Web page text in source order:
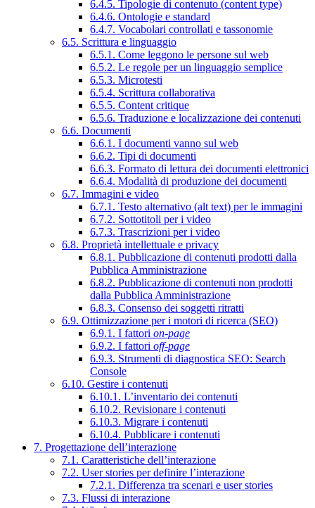
6.4.5. Tipologie di contenuto (content type)
6.4.6. Ontologie e standard
6.4.7. Vocabolari controllati e tassonomie
6.5. Scrittura e linguaggio
6.5.1. Come leggono le persone sul web
6.5.2. Le regole per un linguaggio semplice
6.5.3. Microtesti
6.5.4. Scrittura collaborativa
6.5.5. Content critique
6.5.6. Traduzione e localizzazione dei contenuti
6.6. Documenti
6.6.1. I documenti vanno sul web
6.6.2. Tipi di documenti
6.6.3. Formato di lettura dei documenti elettronici
6.6.4. Modalità di produzione dei documenti
6.7. Immagini e video
6.7.1. Testo alternativo (alt text) per le immagini
6.7.2. Sottotitoli per i video
6.7.3. Trascrizioni per i video
6.8. Proprietà intellettuale e privacy
6.8.1. Pubblicazione di contenuti prodotti dalla
Pubblica Amministrazione
6.8.2. Pubblicazione di contenuti non prodotti
dalla Pubblica Amministrazione
6.8.3. Consenso dei soggetti ritratti
6.9. Ottimizzazione per i motori di ricerca (SEO)
6.9.1. I fattori on-page
6.9.2. I fattori off-page
6.9.3. Strumenti di diagnostica SEO: Search
Console
6.10. Gestire i contenuti
6.10.1. L’inventario dei contenuti
6.10.2. Revisionare i contenuti
6.10.3. Migrare i contenuti
6.10.4. Pubblicare i contenuti
7. Progettazione dell’interazione
7.1. Caratteristiche dell’interazione
7.2. User stories per definire l’interazione
7.2.1. Differenza tra scenari e user stories
7.3. Flussi di interazione